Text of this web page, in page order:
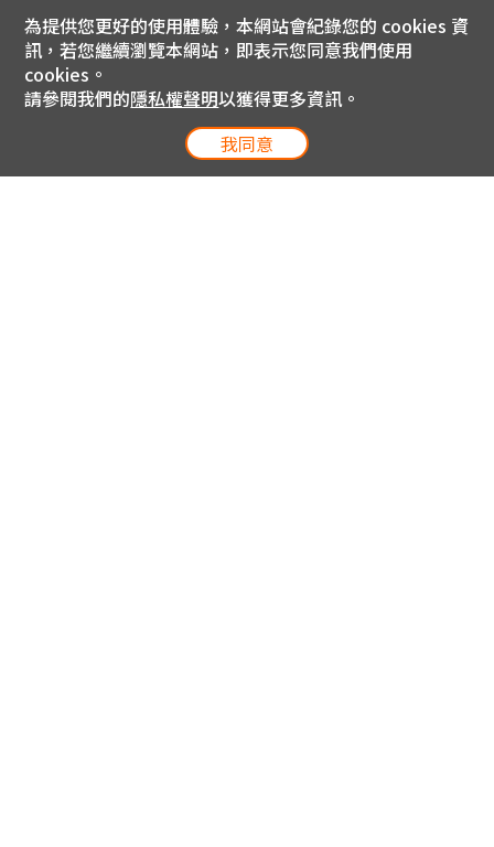
為提供您更好的使用體驗，本網站會紀錄您的 cookies 資
訊，若您繼續瀏覽本網站，即表示您同意我們使用
cookies。
請參閱我們的隱私權聲明以獲得更多資訊。
我同意